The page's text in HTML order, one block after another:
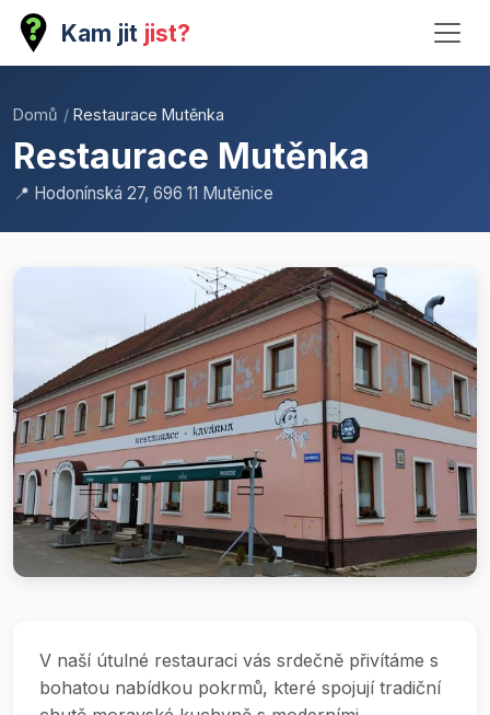
Kam jit jist?
Domů / Restaurace Mutěnka
Restaurace Mutěnka
📍 Hodonínská 27, 696 11 Mutěnice
V naší útulné restauraci vás srdečně přivítáme s
bohatou nabídkou pokrmů, které spojují tradiční